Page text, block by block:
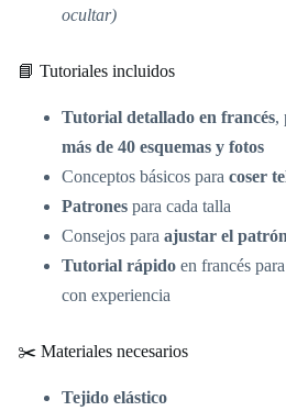
ocultar)
📘 Tutoriales incluidos
Tutorial detallado en francés,
más de 40 esquemas y fotos
Conceptos básicos para coser
Patrones para cada talla
Consejos para ajustar el
Tutorial rápido en francés
con experiencia
✂️ Materiales necesarios
Tejido elástico